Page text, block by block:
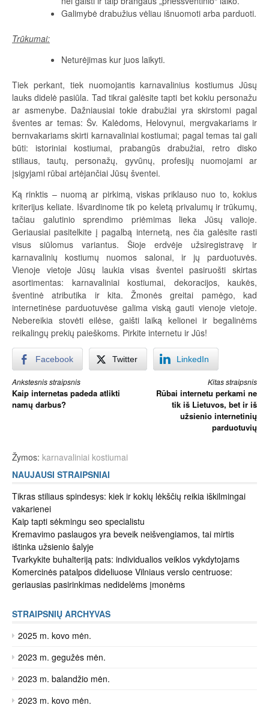
Galimybė drabužius vėliau išnuomoti arba parduoti.
Trūkumai:
Neturėjimas kur juos laikyti.
Tiek perkant, tiek nuomojantis karnavalinius kostiumus Jūsų
lauks didelė pasiūla. Tad tikrai galėsite tapti bet kokiu personažu
ar asmenybe. Dažniausiai tokie drabužiai yra skirstomi pagal
šventes ar temas: Šv. Kalėdoms, Helovynui, mergvakariams ir
bernvakariams skirti karnavaliniai kostiumai; pagal temas tai gali
būti: istoriniai kostiumai, prabangūs drabužiai, retro disko
stiliaus, tautų, personažų, gyvūnų, profesijų nuomojami ar
įsigyjami rūbai artėjančiai Jūsų šventei.
Ką rinktis – nuomą ar pirkimą, viskas priklauso nuo to, kokius
kriterijus keliate. Išvardinome tik po keletą privalumų ir trūkumų,
tačiau galutinio sprendimo priėmimas lieka Jūsų valioje.
Geriausiai pasitelkite į pagalbą internetą, nes čia galėsite rasti
visus siūlomus variantus. Šioje erdvėje užsiregistravę ir
karnavalinių kostiumų nuomos salonai, ir jų parduotuvės.
Vienoje vietoje Jūsų laukia visas šventei pasiruošti skirtas
asortimentas: karnavaliniai kostiumai, dekoracijos, kaukės,
šventinė atributika ir kita. Žmonės greitai pamėgo, kad
internetinėse parduotuvėse galima viską gauti vienoje vietoje.
Nebereikia stovėti eilėse, gaišti laiką kelionei ir begalinėms
reikalingų prekių paieškoms. Pirkite internetu ir Jūs!
Facebook Twitter LinkedIn
Skaityti
toliau
Ankstesnis straipsnis
Kaip internetas padeda atlikti
namų darbus?
Kitas straipsnis
Rūbai internetu perkami ne
tik iš Lietuvos, bet ir iš
užsienio internetinių
parduotuvių
Žymos: karnavaliniai kostiumai
NAUJAUSI STRAIPSNIAI
Tikras stiliaus spindesys: kiek ir kokių lėkščių reikia iškilmingai
vakarienei
Kaip tapti sėkmingu seo specialistu
Kremavimo paslaugos yra beveik neišvengiamos, tai mirtis
ištinka užsienio šalyje
Tvarkykite buhalteriją pats: individualios veiklos vykdytojams
Komercinės patalpos dideliuose Vilniaus verslo centruose:
geriausias pasirinkimas nedidelėms įmonėms
STRAIPSNIŲ ARCHYVAS
2025 m. kovo mėn.
2023 m. gegužės mėn.
2023 m. balandžio mėn.
2023 m. kovo mėn.